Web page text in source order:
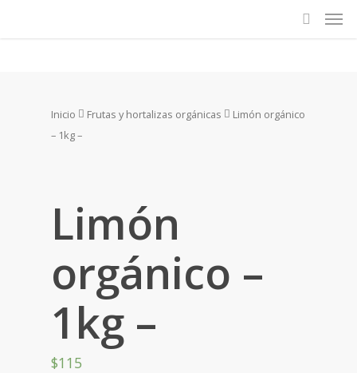
Inicio Frutas y hortalizas orgánicas
Limón orgánico
– 1kg –
Limón
orgánico –
1kg –
$115